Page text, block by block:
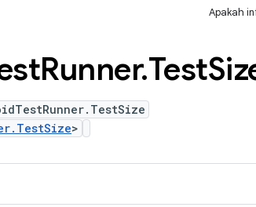
Apakah
Runner.Test
>